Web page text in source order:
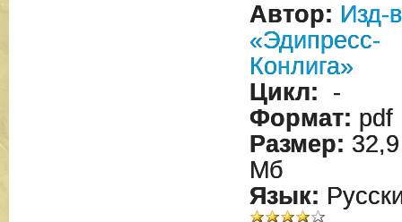
Автор: Изд-
«Эдипресс-
Конлига»
Цикл: -
Формат: pdf
Размер: 32,9
Мб
Язык: